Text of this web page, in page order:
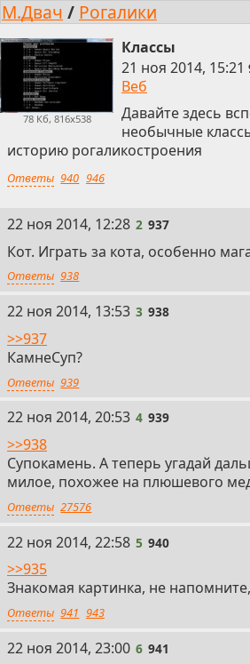
М.Двач / Рогалики
78 Кб, 816x538
Классы
21 ноя 2014, 15:21
Веб
Давайте здесь
необычные
историю рогаликостроения
Ответы 940 946
2
22 ноя 2014, 12:28 2 937
Кот. Играть за кота, особенно
Ответы 938
3
22 ноя 2014, 13:53 3 938
>>937
КамнеСуп?
Ответы 939
4
22 ноя 2014, 20:53 4 939
>>938
Супокамень. А теперь угадай
милое, похожее на плюшевого
Ответы 27576
5
22 ноя 2014, 22:58 5 940
>>935
Знакомая картинка, не
Ответы 941 943
6
22 ноя 2014, 23:00 6 941